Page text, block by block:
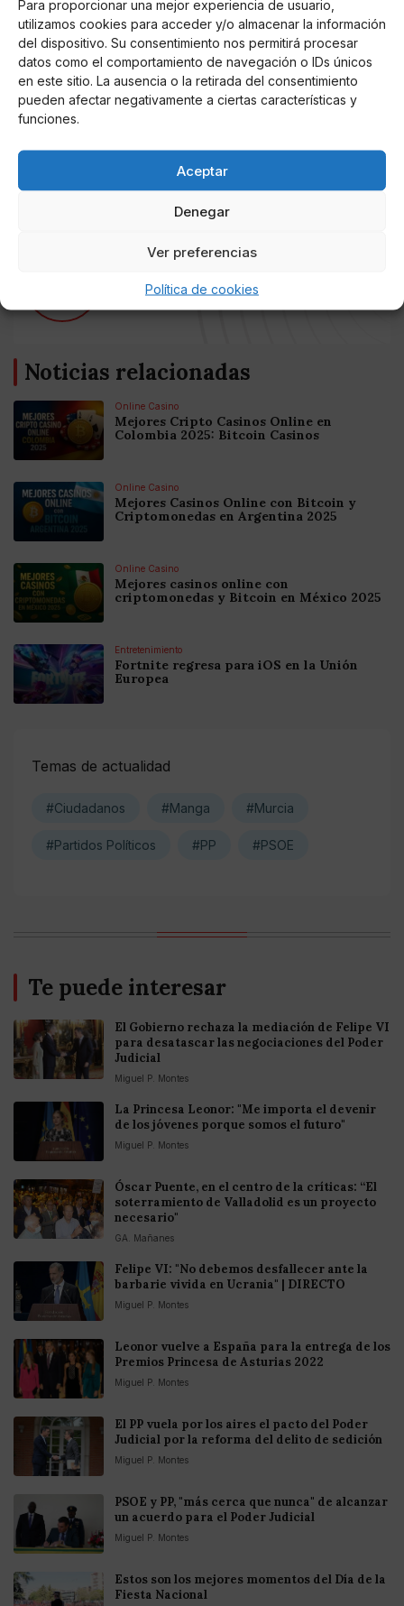
Para proporcionar una mejor experiencia de usuario,
utilizamos cookies para acceder y/o almacenar la información
del dispositivo. Su consentimiento nos permitirá procesar
datos como el comportamiento de navegación o IDs únicos
en este sitio. La ausencia o la retirada del consentimiento
pueden afectar negativamente a ciertas características y
funciones.
Aceptar
Denegar
Ver preferencias
Política de cookies
una estrecha relación. En la Comunidad de Madrid,
donde las relaciones entre PP y Ciudadanos y, en
particular, entre Isabel Díaz Ayuso e Ignacio Aguado,
son casi inexistentes, PSOE y Ciudadanos necesitarían
de los votos de Más Madrid para censurar a la
complicado. Parece que Ayuso seguirá al frente de la
Miguel P. Montes
Noticias relacionadas
Online Casino
Mejores Cripto Casinos Online en
Colombia 2025: Bitcoin Casinos
Online Casino
Mejores Casinos Online con Bitcoin y
Criptomonedas en Argentina 2025
Online Casino
Mejores casinos online con
criptomonedas y Bitcoin en México 2025
Entretenimiento
Fortnite regresa para iOS en la Unión
Europea
Temas de actualidad
#Ciudadanos #Manga #Murcia
#Partidos Políticos #PP #PSOE
Te puede interesar
El Gobierno rechaza la mediación de Felipe VI
para desatascar las negociaciones del Poder
Judicial
Miguel P. Montes
La Princesa Leonor: "Me importa el devenir
de los jóvenes porque somos el futuro"
Miguel P. Montes
Óscar Puente, en el centro de la críticas: “El
soterramiento de Valladolid es un proyecto
necesario"
GA. Mañanes
Felipe VI: "No debemos desfallecer ante la
barbarie vivida en Ucrania" | DIRECTO
Miguel P. Montes
Leonor vuelve a España para la entrega de los
Premios Princesa de Asturias 2022
Miguel P. Montes
El PP vuela por los aires el pacto del Poder
Judicial por la reforma del delito de sedición
Miguel P. Montes
PSOE y PP, "más cerca que nunca" de alcanzar
un acuerdo para el Poder Judicial
Miguel P. Montes
Estos son los mejores momentos del Día de la
Fiesta Nacional